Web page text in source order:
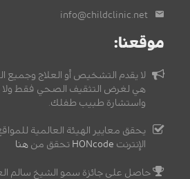
info@childclinic.net
موقعنا:
لا يقدم التشخيص أو العلاج وجميع
هي لغرض التثقيف الصحي فقط ولا
واستشارة طبيب طفلك.
يحقق معايير الهيئة العالمية
الإنترنت HONcode تحقق من هنا
حاصل على جائزة سمو الشيخ سالم